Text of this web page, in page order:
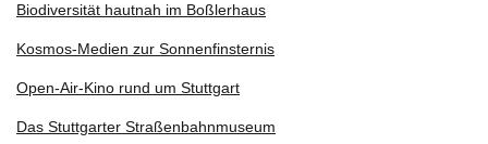
Biodiversität hautnah im Boßlerhaus
Kosmos-Medien zur Sonnenfinsternis
Open-Air-Kino rund um Stuttgart
Das Stuttgarter Straßenbahnmuseum